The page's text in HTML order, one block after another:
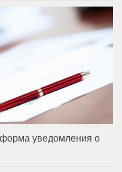
уведомления о